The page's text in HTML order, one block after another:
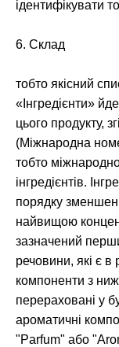
ідентифікувати
6. Склад
тобто якісний
«Інгредієнти»
цього продукту,
(Міжнародна
тобто
інгредієнтів.
порядку
найвищою
зазначений
речовини, які є в
компоненти з
перераховані у
ароматичні
"Parfum" або